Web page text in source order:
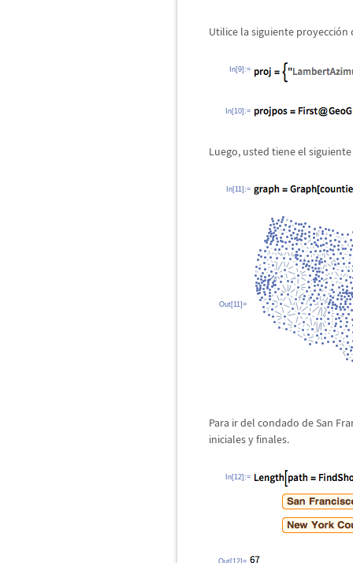
Utilice la siguiente proyección
In[9]:=
In[10]:=
Luego, usted tiene el
In[11]:=
Out[11]=
Para ir del condado de San
iniciales y finales.
In[12]:=
Out[12]=